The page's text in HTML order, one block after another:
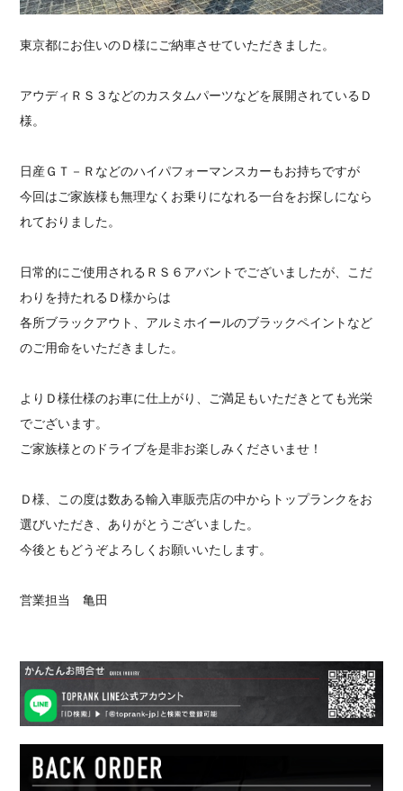
東京都にお住いのＤ様にご納車させていただきました。
アウディＲＳ３などのカスタムパーツなどを展開されているＤ
様。
日産ＧＴ－Ｒなどのハイパフォーマンスカーもお持ちですが
今回はご家族様も無理なくお乗りになれる一台をお探しになら
れておりました。
日常的にご使用されるＲＳ６アバントでございましたが、こだ
わりを持たれるＤ様からは
各所ブラックアウト、アルミホイールのブラックペイントなど
のご用命をいただきました。
よりＤ様仕様のお車に仕上がり、ご満足もいただきとても光栄
でございます。
ご家族様とのドライブを是非お楽しみくださいませ！
Ｄ様、この度は数ある輸入車販売店の中からトップランクをお
選びいただき、ありがとうございました。
今後ともどうぞよろしくお願いいたします。
営業担当 亀田